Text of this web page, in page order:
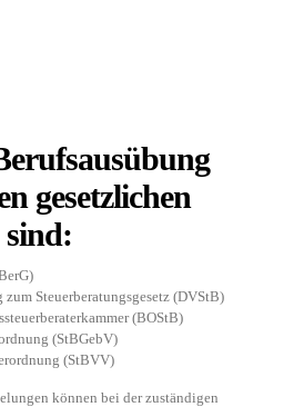
gesetzlichen
sind:
Steuerberatungsgesetz (DVStB)
(BOStB)
(StBGebV)
(StBVV)
können bei der zuständigen